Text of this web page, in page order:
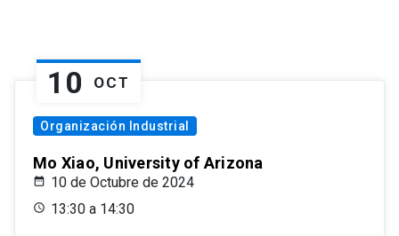
10 OCT
Organización Industrial
Mo Xiao, University of Arizona
10 de Octubre de 2024
13:30 a 14:30